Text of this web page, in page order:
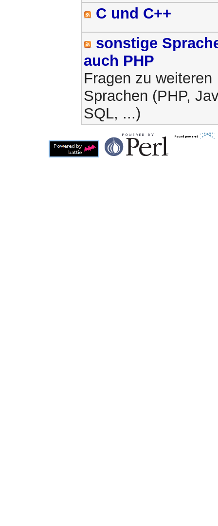
C und C++
sonstige
auch PHP
Fragen zu weiteren
Sprachen (PHP,
SQL, ...)